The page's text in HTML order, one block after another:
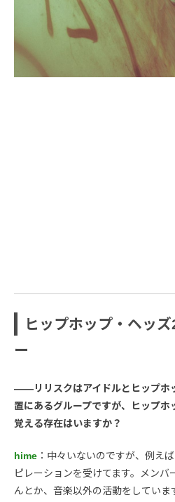
ヒップホップ・ヘッ
ー
――リリスクはアイドルとヒップホ
置にあるグループですが、ヒップホ
覚える存在はいますか？
hime ：中々いないのですが、例え
ピレーションを受けてます。メン
んとか、音楽以外の活動をしてい